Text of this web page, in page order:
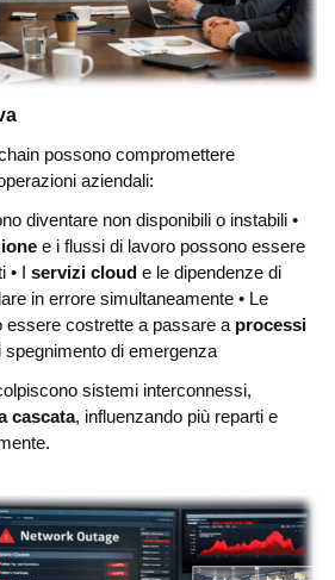
possono compromettere
aziendali:
diventare non disponibili o instabili •
e i flussi di lavoro possono essere
• I servizi cloud e le dipendenze di
in errore simultaneamente • Le
essere costrette a passare a processi
spegnimento di emergenza
sistemi interconnessi,
cascata, influenzando più reparti e